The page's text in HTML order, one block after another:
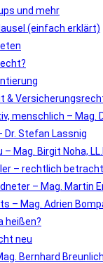
und mehr
(einfach erklärt)
menschlich – Mag.
Dr. Stefan Lassnig
Mag. Birgit Noha,
– rechtlich
– Mag. Martin
– Mag. Adrien
heißen?
neu
Bernhard Breunlich